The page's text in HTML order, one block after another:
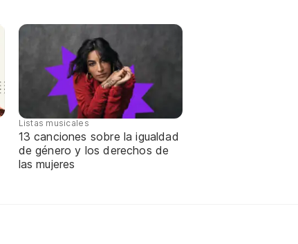
Listas musicales
13 canciones sobre la igualdad
de género y los derechos de
las mujeres